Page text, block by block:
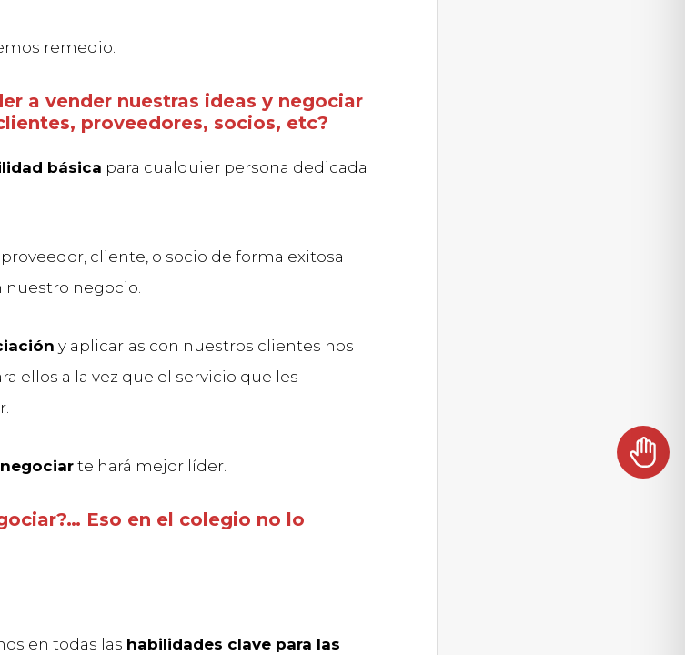
remedio.
a vender nuestras ideas y negociar
proveedores, socios, etc?
básica para cualquier persona dedicada
cliente, o socio de forma exitosa
negocio.
y aplicarlas con nuestros clientes nos
ellos a la vez que el servicio que les
te hará mejor líder.
Eso en el colegio no lo
en todas las habilidades clave para las